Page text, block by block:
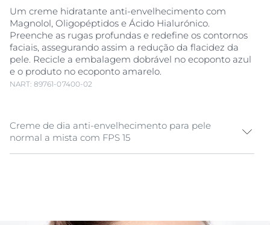
Um creme hidratante anti-envelhecimento com
Magnolol, Oligopéptidos e Ácido Hialurónico.
Preenche as rugas profundas e redefine os contornos
faciais, assegurando assim a redução da flacidez da
pele. Recicle a embalagem dobrável no ecoponto azul
e o produto no ecoponto amarelo.
NART: 89761-07400-02
Creme de dia anti-envelhecimento para pele
normal a mista com FPS 15
especialmente formulado para preencher as